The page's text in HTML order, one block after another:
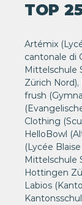
TOP
Artémix
cantonale di
Mittelschule
Zürich
frush
Clothing
HelloBowl
(Lycée
Mittelschule
Hottingen
Labios